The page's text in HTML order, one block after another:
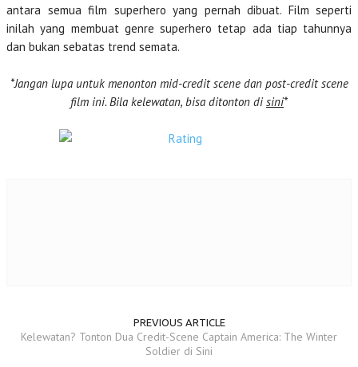
antara semua film superhero yang pernah dibuat. Film seperti
inilah yang membuat genre superhero tetap ada tiap tahunnya
dan bukan sebatas trend semata.
*Jangan lupa untuk menonton mid-credit scene dan post-credit scene
film ini. Bila kelewatan, bisa ditonton disini*
PREVIOUS ARTICLE
Kelewatan? Tonton Dua Credit-Scene Captain America: The Winter
Soldier di Sini